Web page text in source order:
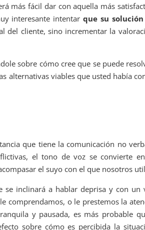
más fácil dar con aquella más
interesante intentarque su
del cliente, sino incrementar la
sobre cómo cree que se puede
alternativas viables que usted había
que tiene la comunicación no
el tono de voz se convierte
el suyo con el que nosotros
inclinará a hablar deprisa y con un
comprendamos, o le prestemos la
y pausada, es más probable
sobre cómo es percibida la